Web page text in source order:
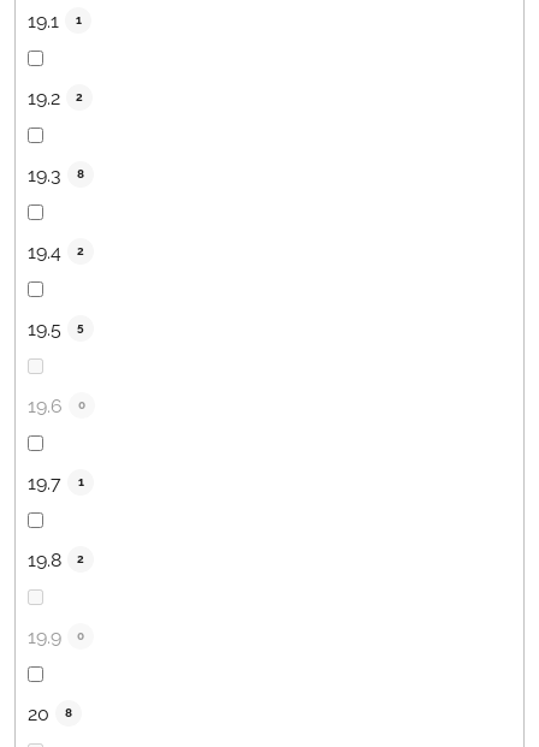
19.1 1
19.2 2
19.3 8
19.4 2
19.5 5
19.6 0
19.7 1
19.8 2
19.9 0
20 8